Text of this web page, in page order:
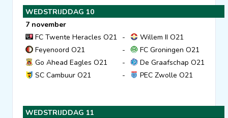
WEDSTRIJDDAG 10
7 november
FC Twente Heracles O21
-
Willem II O21
Feyenoord O21
-
FC Groningen O21
Go Ahead Eagles O21
-
De Graafschap O21
SC Cambuur O21
- PEC Zwolle O21
WEDSTRIJDDAG 11